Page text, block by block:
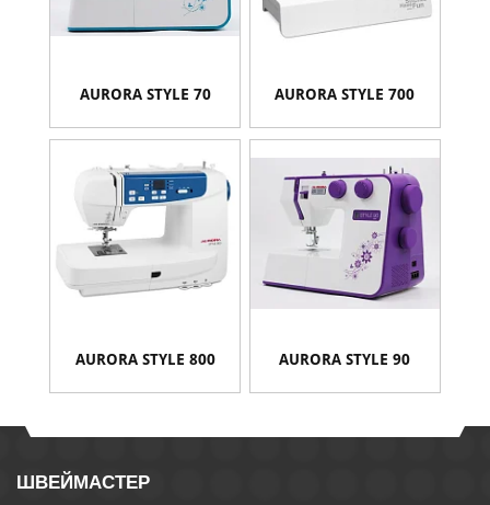
AURORA STYLE 70 AURORA STYLE 700
AURORA STYLE 800 AURORA STYLE 90
ШВЕЙМАСТЕР